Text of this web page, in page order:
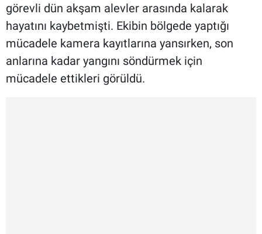
görevli dün akşam alevler arasında kalarak
hayatını kaybetmişti. Ekibin bölgede yaptığı
mücadele kamera kayıtlarına yansırken, son
anlarına kadar yangını söndürmek için
mücadele ettikleri görüldü.